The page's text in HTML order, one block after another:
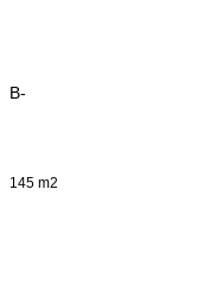
B-
145 m2